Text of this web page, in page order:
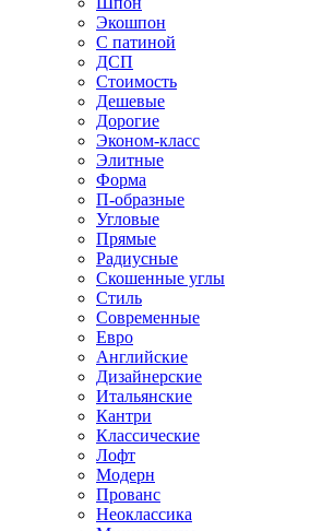
Экошпон
С патиной
ДСП
Стоимость
Дешевые
Дорогие
Эконом-класс
Элитные
Форма
П-образные
Угловые
Прямые
Радиусные
Скошенные углы
Стиль
Современные
Евро
Английские
Дизайнерские
Итальянские
Кантри
Классические
Лофт
Модерн
Прованс
Неоклассика